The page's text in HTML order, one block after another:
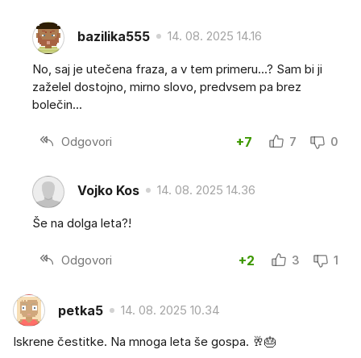
bazilika555 14. 08. 2025 14.16
No, saj je utečena fraza, a v tem primeru...? Sam bi ji
zaželel dostojno, mirno slovo, predvsem pa brez
bolečin...
Odgovori +7 7 0
Vojko Kos 14. 08. 2025 14.36
Še na dolga leta?!
Odgovori +2 3 1
petka5 14. 08. 2025 10.34
Iskrene čestitke. Na mnoga leta še gospa. 🥂🎂